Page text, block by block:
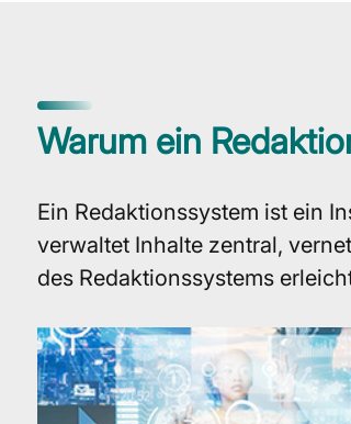
Warum ein
Ein Redaktionssystem ist ein
verwaltet Inhalte zentral,
des Redaktionssystems